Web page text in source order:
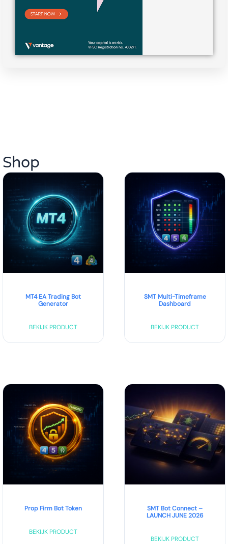
Shop
MT4 EA Trading Bot
Generator
BEKIJK PRODUCT
SMT Multi-Timeframe
Dashboard
BEKIJK PRODUCT
Prop Firm Bot Token
BEKIJK PRODUCT
SMT Bot Connect –
LAUNCH JUNE 2026
BEKIJK PRODUCT